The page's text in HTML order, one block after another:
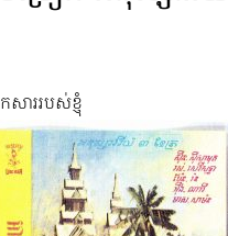
ាររបស់ខ្ញុំ